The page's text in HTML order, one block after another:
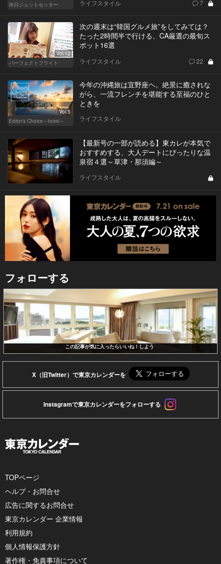
休日ジェットセッター
ライフスタイル 7
Vol.12
パーフェクトフライト
次の週末は“韓国グルメ旅”をしてみては？
たった2時間半で行ける、CA厳選の最旬ス
ポット16選
ライフスタイル 22
Vol.5
Editor's Choice～hotel～
今年の沖縄旅は宜野座ヘ。絶景に癒されな
がら、一流フレンチを堪能する至福のひと
ときを
ライフスタイル
【最新号の一部が読める】東カレが本気で
おすすめする、大人デートにぴったりな温
泉宿４選～草津・那須編～
ライフスタイル
フォローする
この記事が気に入ったらいいね！しよう
X（旧Twitter）で東京カレンダーを
Instagramで東京カレンダーをフォローする
TOPページ
ヘルプ・お問合せ
広告に関するお問合せ
東京カレンダー 企業情報
利用規約
個人情報保護方針
著作権・免責事項について